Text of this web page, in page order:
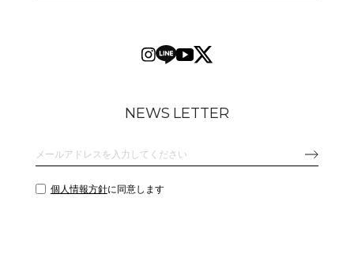
NEWS LETTER
個人情報方針に同意します